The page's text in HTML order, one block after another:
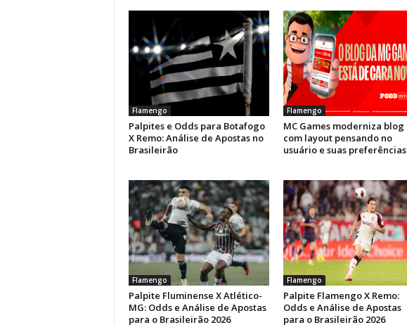
Flamengo
Palpites e Odds para Botafogo
X Remo: Análise de Apostas no
Brasileirão
Flamengo
MC Games moderniza blog
com layout pensando no
usuário e suas preferências
Flamengo
Palpite Fluminense X Atlético-
MG: Odds e Análise de Apostas
para o Brasileirão 2026
Flamengo
Palpite Flamengo X Remo:
Odds e Análise de Apostas
para o Brasileirão 2026